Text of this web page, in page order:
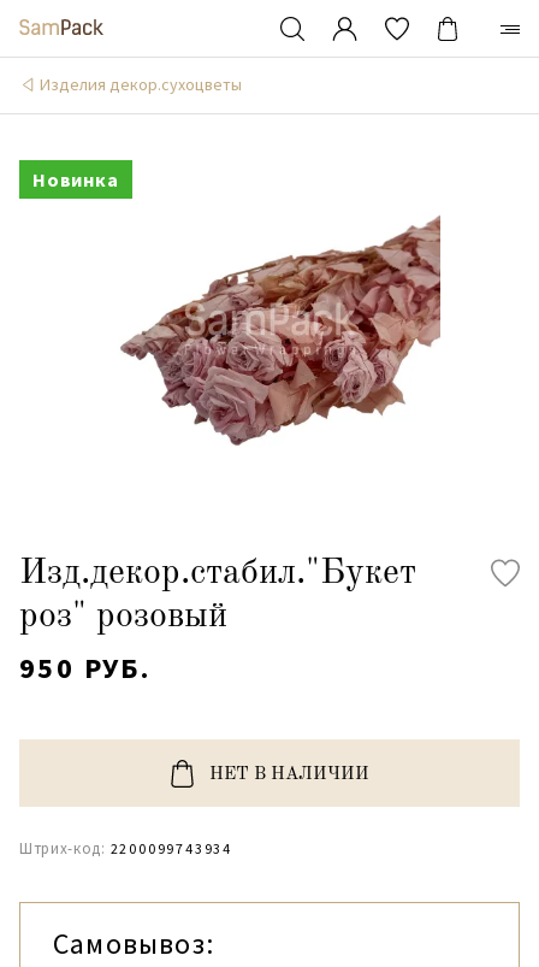
Изделия декор.сухоцветы
Новинка
Изд.декор.стабил."Букет
роз" розовый
950 РУБ.
НЕТ В НАЛИЧИИ
Штрих-код: 2200099743934
Самовывоз: